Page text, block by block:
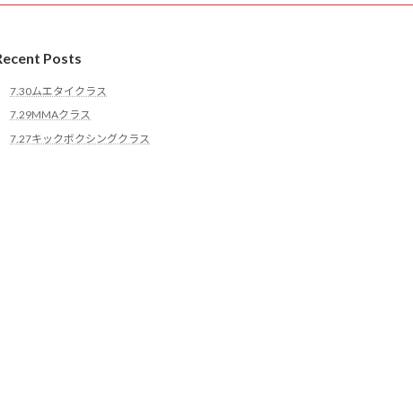
Posts
7.30ムエタイクラス
7.29MMAクラス
7.27キックボクシングクラス